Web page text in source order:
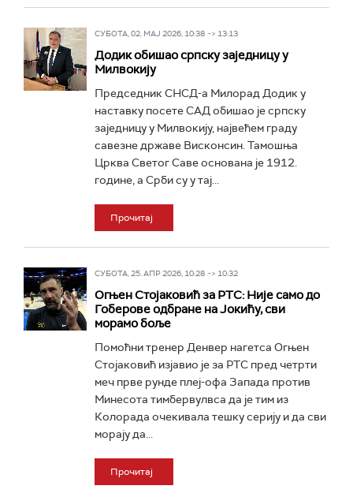
СУБОТА, 02. МАЈ 2026, 10:38 -> 13:13
Додик обишао српску заједницу у
Милвокију
Председник СНСД-а Милорад Додик у
наставку посете САД обишао је српску
заједницу у Милвокију, највећем граду
савезне државе Висконсин. Тамошња
Црква Светог Саве основана је 1912.
године, а Срби су у тај...
Прочитај
СУБОТА, 25. АПР 2026, 10:28 -> 10:32
Огњен Стојаковић за РТС: Није само до
Гоберове одбране на Јокићу, сви
морамо боље
Помоћни тренер Денвер нагетса Огњен
Стојаковић изјавио је за РТС пред четрти
меч прве рунде плеј-офа Запада против
Минесота тимбервулвса да је тим из
Колорада очекивала тешку серију и да сви
морају да...
Прочитај